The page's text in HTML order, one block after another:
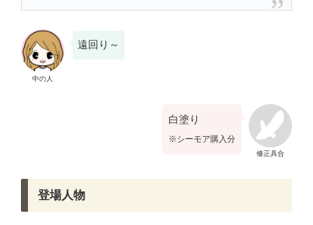
中の人
遠回り～
修正具合
白塗り
※シーモア購入分
登場人物